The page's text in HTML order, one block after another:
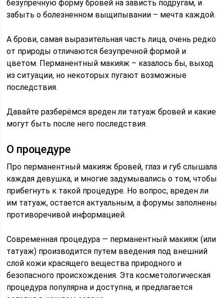
безупречную форму бровей на зависть подругам, и
забыть о болезненном выщипывании – мечта каждой.
А брови, самая выразительная часть лица, очень редко
от природы отличаются безупречной формой и
цветом. Перманентный макияж – казалось бы, выход
из ситуации, но некоторых пугают возможные
последствия.
Давайте разберёмся вреден ли татуаж бровей и какие
могут быть после него последствия.
О процедуре
Про перманентный макияж бровей, глаз и губ слышала
каждая девушка, и многие задумывались о том, чтобы
прибегнуть к такой процедуре. Но вопрос, вреден ли
им татуаж, остается актуальным, а форумы заполнены
противоречивой информацией.
Современная процедура — перманентный макияж (или
татуаж) производится путем введения под внешний
слой кожи красящего вещества природного и
безопасного происхождения. Эта косметологическая
процедура популярна и доступна, и предлагается